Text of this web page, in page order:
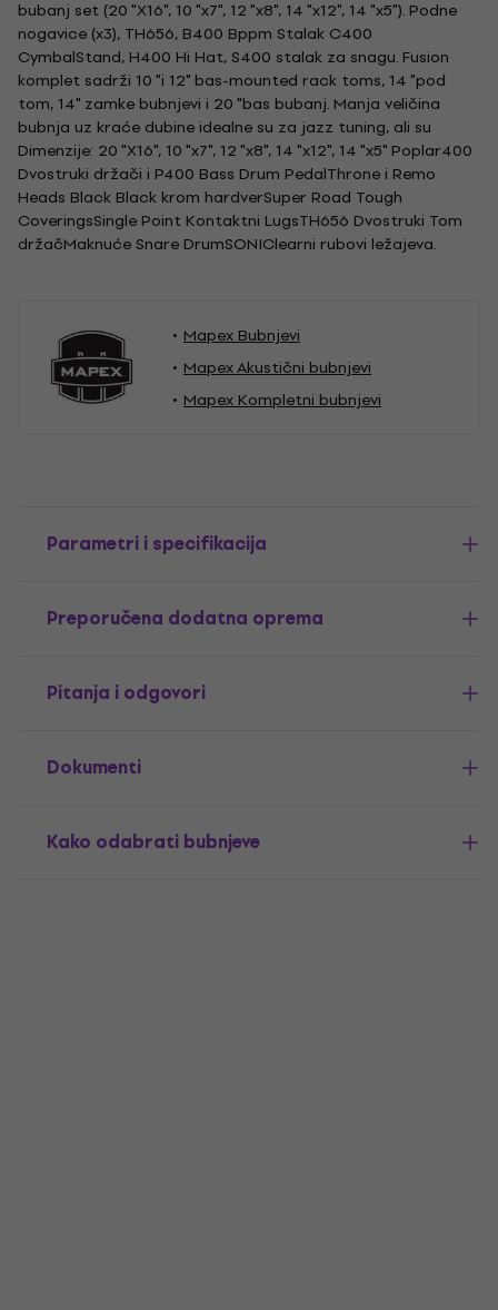
bubanj set (20 "X16", 10 "x7", 12 "x8", 14 "x12", 14 "x5"). Podne
nogavice (x3), TH656, B400 Bppm Stalak C400
CymbalStand, H400 Hi Hat, S400 stalak za snagu. Fusion
komplet sadrži 10 "i 12" bas-mounted rack toms, 14 "pod
tom, 14" zamke bubnjevi i 20 "bas bubanj. Manja veličina
bubnja uz kraće dubine idealne su za jazz tuning, ali su
Dimenzije: 20 "X16", 10 "x7", 12 "x8", 14 "x12", 14 "x5" Poplar400
Dvostruki držači i P400 Bass Drum PedalThrone i Remo
Heads Black Black krom hardverSuper Road Tough
CoveringsSingle Point Kontaktni LugsTH656 Dvostruki Tom
držačMaknuće Snare DrumSONIClearni rubovi ležajeva.
Mapex Bubnjevi
Mapex Akustični bubnjevi
Mapex Kompletni bubnjevi
Parametri i specifikacija
Preporučena dodatna oprema
Pitanja i odgovori
Dokumenti
Kako odabrati bubnjeve